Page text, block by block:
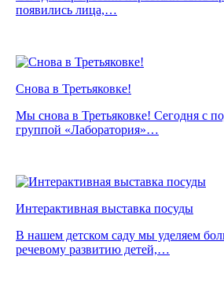
появились лица,…
Снова в Третьяковке!
Мы снова в Третьяковке! Сегодня с
группой «Лаборатория»…
Интерактивная выставка посуды
В нашем детском саду мы уделяем
речевому развитию детей,…